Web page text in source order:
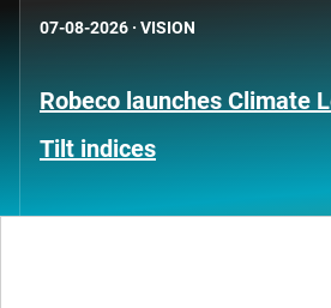
07-08-2026 · VISION
Robeco launches Climate
Tilt indices